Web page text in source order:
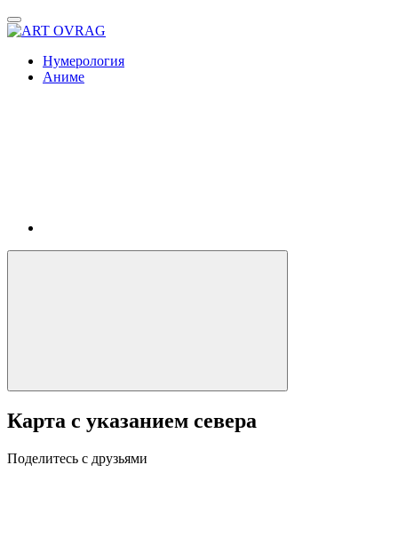
Нумерология
Аниме
Карта с указанием севера
Поделитесь с друзьями